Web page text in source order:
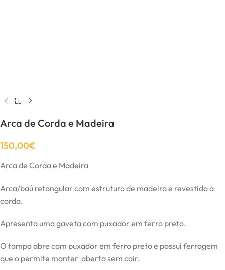
Arca de Corda e Madeira
150,00€
Arca de Corda e Madeira
Arca/baú retangular com estrutura de madeira e revestida a
corda.
Apresenta uma gaveta com puxador em ferro preto.
O tampo abre com puxador em ferro preto e possui ferragem
que o permite manter aberto sem cair.